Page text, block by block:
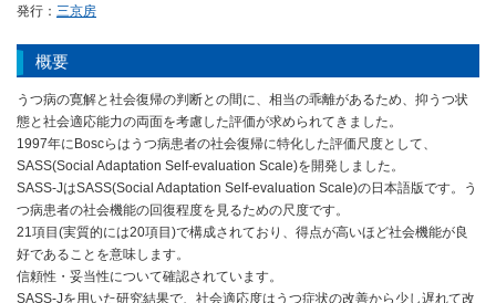
発行： 三京房
概要
うつ病の寛解と社会復帰の判断との間に、相当の乖離があるため、抑うつ状
態と社会適応能力の両面を考慮した評価が求められてきました。
1997年にBoscらはうつ病患者の社会復帰に特化した評価尺度として、
SASS(Social Adaptation Self-evaluation Scale)を開発しました。
SASS-JはSASS(Social Adaptation Self-evaluation Scale)の日本語版です。う
つ病患者の社会機能の回復程度を見るための尺度です。
21項目(実質的には20項目)で構成されており、得点が高いほど社会機能が良
好であることを意味します。
信頼性・妥当性について確認されています。
SASS-Jを用いた研究結果で、社会適応度はうつ症状の改善から少し遅れて改